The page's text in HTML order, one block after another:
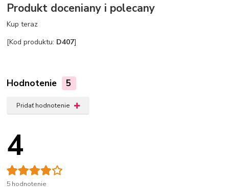
Produkt doceniany i polecany
Kup teraz
[Kod produktu: D407]
Hodnotenie 5
Pridať hodnotenie
4
5 hodnotenie